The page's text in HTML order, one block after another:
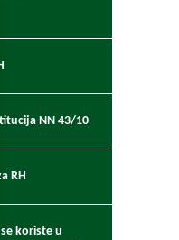
NN 43/10
RH
koriste u